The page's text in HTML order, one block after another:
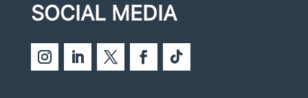
SOCIAL MEDIA